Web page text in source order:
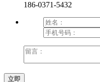
186-0371-5432
立即